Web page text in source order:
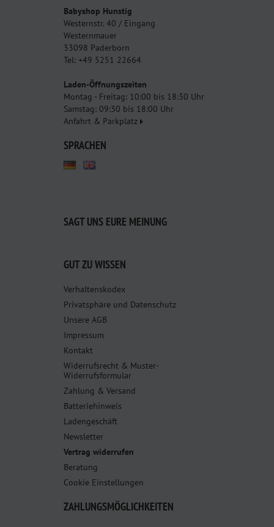
Babyshop Hunstig
Westernstr. 40 / Eingang
Westernmauer
33098 Paderborn
Tel: +49 5251 22664
Laden-Öffnungszeiten
Montag - Freitag: 10:00 bis 18:30 Uhr
Samstag: 09:30 bis 18:00 Uhr
Anfahrt & Parkplatz
SPRACHEN
SAGT UNS EURE MEINUNG
GUT ZU WISSEN
Verhaltenskodex
Privatsphäre und Datenschutz
Unsere AGB
Impressum
Kontakt
Widerrufsrecht & Muster-
Widerrufsformular
Zahlung & Versand
Batteriehinweis
Ladengeschäft
Newsletter
Vertrag widerrufen
Beratung
Cookie Einstellungen
ZAHLUNGSMÖGLICHKEITEN